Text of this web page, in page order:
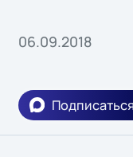
06.09.2018